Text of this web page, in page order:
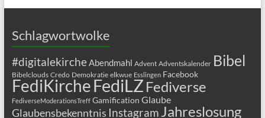
Schlagwortwolke
#digitalekircheAbendmahl Advent Adventskalender Bibel
Bibelclouds Credo Demokratie elkwue Esslingen Facebook
FediKircheFediLZ Fediverse
FediverseModerationsTreff Gamification Glaube
Glaubensbekenntnis Instagram Jahreslosung